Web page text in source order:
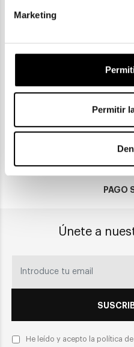
Marketing
Permitir
ENVIOS Y
CLICK &
PAGO
Únete a
He leído y acepto la política de